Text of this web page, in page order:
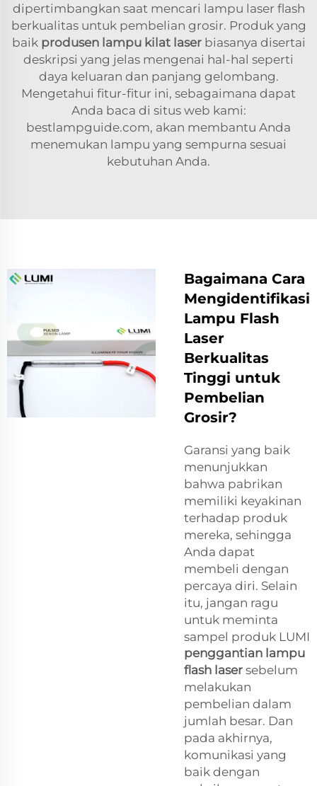
dipertimbangkan saat mencari lampu laser flash
berkualitas untuk pembelian grosir. Produk yang
baik produsen lampu kilat laser biasanya disertai
deskripsi yang jelas mengenai hal-hal seperti
daya keluaran dan panjang gelombang.
Mengetahui fitur-fitur ini, sebagaimana dapat
Anda baca di situs web kami:
bestlampguide.com, akan membantu Anda
menemukan lampu yang sempurna sesuai
kebutuhan Anda.
Bagaimana Cara
Mengidentifikasi
Lampu Flash
Laser
Berkualitas
Tinggi untuk
Pembelian
Grosir?
Garansi yang baik
menunjukkan
bahwa pabrikan
memiliki keyakinan
terhadap produk
mereka, sehingga
Anda dapat
membeli dengan
percaya diri. Selain
itu, jangan ragu
untuk meminta
sampel produk LUMI
penggantian lampu
flash laser sebelum
melakukan
pembelian dalam
jumlah besar. Dan
pada akhirnya,
komunikasi yang
baik dengan